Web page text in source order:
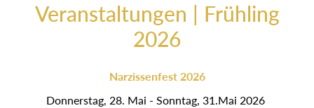
Veranstaltungen | Frühling
2026
Narzissenfest 2026
Donnerstag, 28. Mai - Sonntag, 31.Mai 2026